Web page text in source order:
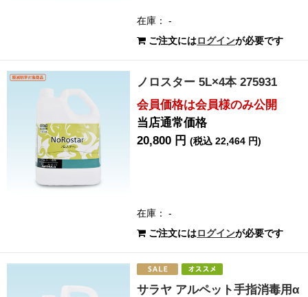
在庫： -
ご注文にはログインが必要です
ノロスター 5L×4本 275931
会員価格は会員様のみ公開
当店通常価格
20,800 円(税込 22,464 円)
在庫： -
ご注文にはログインが必要です
サラヤ アルペット手指消毒用α